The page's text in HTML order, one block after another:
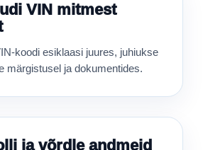
VIN mitmest
koodi esiklaasi juures, juhiukse
märgistusel ja dokumentides.
ja võrdle andmeid